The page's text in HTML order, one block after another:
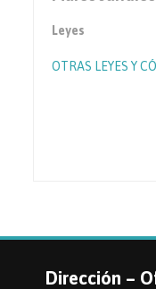
Leyes
OTRAS LEYES Y
Dirección –